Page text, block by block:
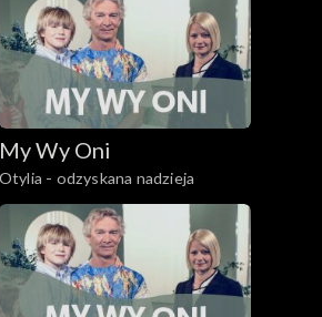
My Wy Oni
Otylia - odzyskana nadzieja